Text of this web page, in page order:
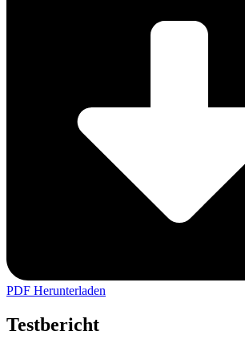
PDF Herunterladen
Testbericht